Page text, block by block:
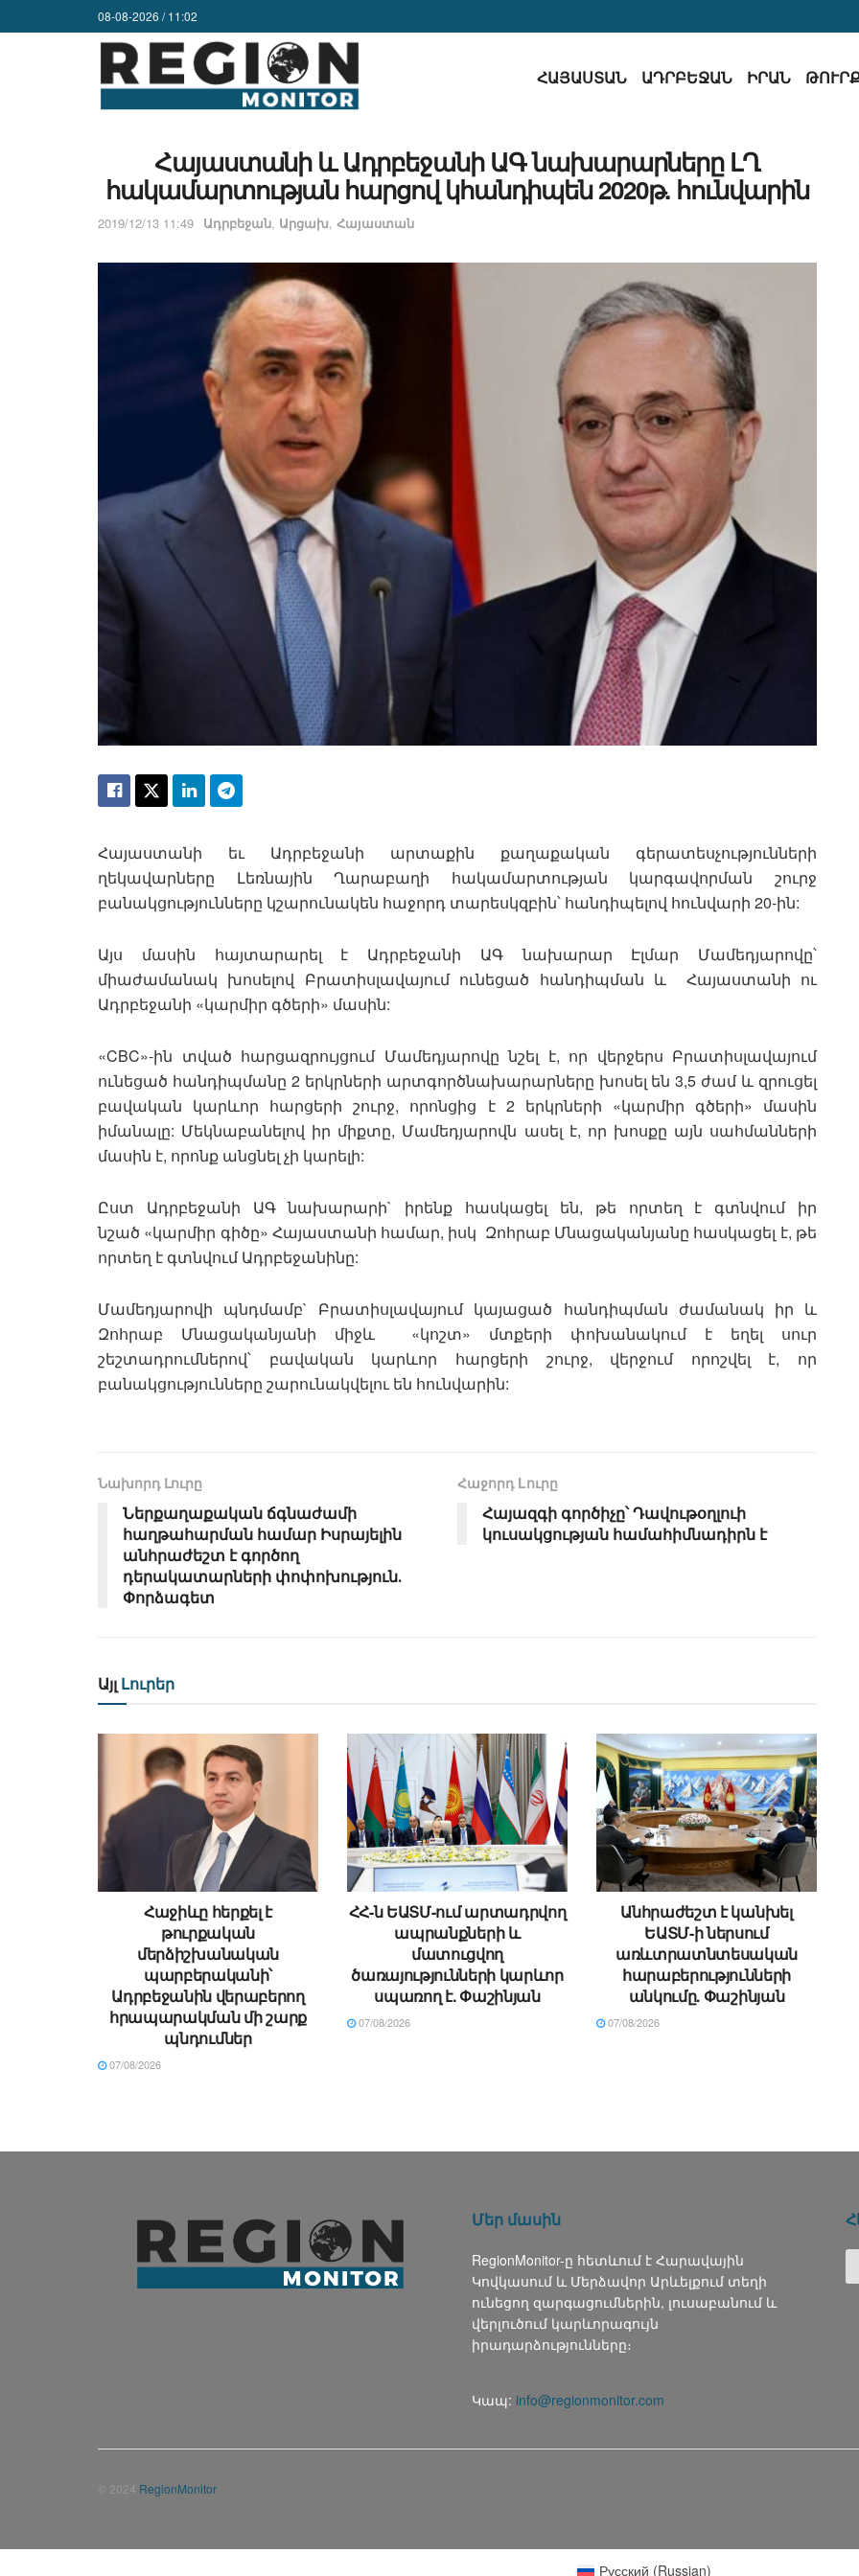
08-08-2026 / 11:02
ՀԱՅԱՍՏԱՆ ԱԴՐԲԵՋԱՆ ԻՐԱՆ
Հայաստանի և Ադրբեջանի ԱԳ նախարարները ԼՂ
հակամարտության հարցով կհանդիպեն 2020թ. հունվարին
2019/12/13 11:49 Ադրբեջան, Արցախ, Հայաստան
Հայաստանի եւ Ադրբեջանի արտաքին քաղաքական գերատեսչությունների
ղեկավարները Լեռնային Ղարաբաղի հակամարտության կարգավորման շուրջ
բանակցությունները կշարունակեն հաջորդ տարեսկզբին՝ հանդիպելով հունվարի 20-ին:
Այս մասին հայտարարել է Ադրբեջանի ԱԳ նախարար Էլմար Մամեդյարովը՝
միաժամանակ խոսելով Բրատիսլավայում ունեցած հանդիպման և Հայաստանի ու
Ադրբեջանի «կարմիր գծերի» մասին:
«CBC»-ին տված հարցազրույցում Մամեդյարովը նշել է, որ վերջերս Բրատիսլավայում
ունեցած հանդիպմանը 2 երկրների արտգործնախարարները խոսել են 3,5 ժամ և զրուցել
բավական կարևոր հարցերի շուրջ, որոնցից է 2 երկրների «կարմիր գծերի» մասին
իմանալը: Մեկնաբանելով իր միքտը, Մամեդյարովն ասել է, որ խոսքը այն սահմանների
մասին է, որոնք անցնել չի կարելի:
Ըստ Ադրբեջանի ԱԳ նախարարի` իրենք հասկացել են, թե որտեղ է գտնվում իր
նշած «կարմիր գիծը» Հայաստանի համար, իսկ Զոհրաբ Մնացականյանը հասկացել է, թե
որտեղ է գտնվում Ադրբեջանինը:
Մամեդյարովի պնդմամբ` Բրատիսլավայում կայացած հանդիպման ժամանակ իր և
Զոհրաբ Մնացականյանի միջև «կոշտ» մտքերի փոխանակում է եղել սուր
շեշտադրումներով՝ բավական կարևոր հարցերի շուրջ, վերջում որոշվել է, որ
բանակցությունները շարունակվելու են հունվարին:
Նախորդ Լուրը
Ներքաղաքական ճգնաժամի
հաղթահարման համար Իսրայելին
անհրաժեշտ է գործող
դերակատարների փոփոխություն․
Փորձագետ
Հաջորդ Lուրը
Հայազգի գործիչը՝ Դավութօղլուի
կուսակցության համահիմնադիրն է
Այլ Լուրեր
Հաջիևը հերքել է
թուրքական
մերձիշխանական
պարբերականի՝
Ադրբեջանին վերաբերող
հրապարակման մի շարք
պնդումներ
07/08/2026
ՀՀ-ն ԵԱՏՄ-ում արտադրվող
ապրանքների և
մատուցվող
ծառայությունների կարևոր
սպառող է. Փաշինյան
07/08/2026
Անհրաժեշտ է կանխել
ԵԱՏՄ-ի ներսում
առևտրատնտեսական
հարաբերությունների
անկումը. Փաշինյան
07/08/2026
Մեր մասին
RegionMonitor-ը հետևում է Հարավային
Կովկասում և Մերձավոր Արևելքում տեղի
ունեցող զարգացումներին, լուսաբանում և
վերլուծում կարևորագույն
իրադարձությունները։
Կապ: info@regionmonitor.com
© 2024 RegionMonitor
Русский (Russian)